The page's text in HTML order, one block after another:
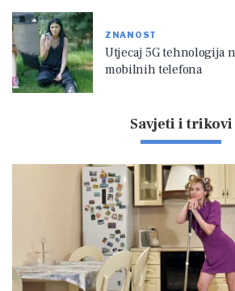
ZNANOST
Utjecaj 5G tehnologija
mobilnih telefona
Savjeti i trikovi